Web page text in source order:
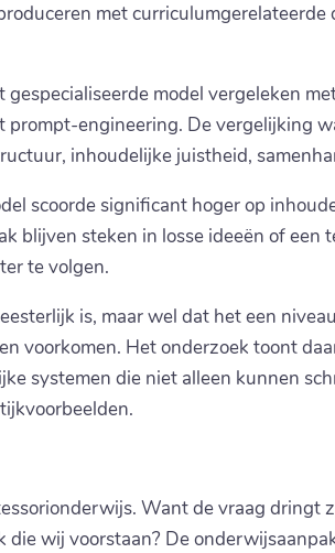
met
model vergeleken
prompt-engineering. De vergelijking
inhoudelijke juistheid,
scoorde significant hoger op
blijven steken in losse ideeën of een
te volgen.
is, maar wel dat het een
voorkomen. Het onderzoek toont
systemen die niet alleen kunnen
Want de vraag dringt
die wij voorstaan? De